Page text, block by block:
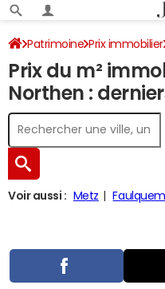
Patrimoine Prix immobilier
Prix du m²
Northen :
Voir aussi : Metz